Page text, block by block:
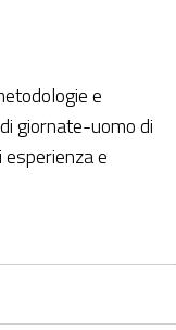
e
giornate-uomo di
e